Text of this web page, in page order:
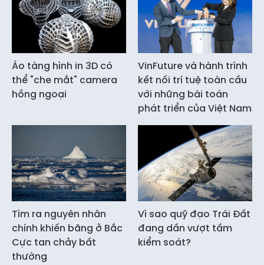
Áo tàng hình in 3D có
thể "che mắt" camera
hồng ngoại
VinFuture và hành trình
kết nối trí tuệ toàn cầu
với những bài toán
phát triển của Việt Nam
Tìm ra nguyên nhân
chính khiến băng ở Bắc
Cực tan chảy bất
thường
Vì sao quỹ đạo Trái Đất
đang dần vượt tầm
kiểm soát?